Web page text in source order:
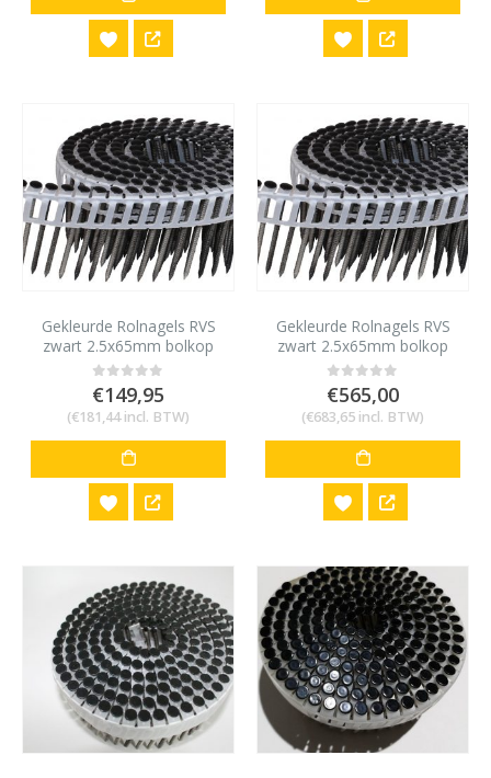
Gekleurde Rolnagels RVS
zwart 2.5x65mm bolkop
1200 stuks
0out of 5
€149,95
(€181,44incl. BTW)
Gekleurde Rolnagels RVS
zwart 2.5x65mm bolkop
4800 stuks
0out of 5
€565,00
(€683,65 incl. BTW)